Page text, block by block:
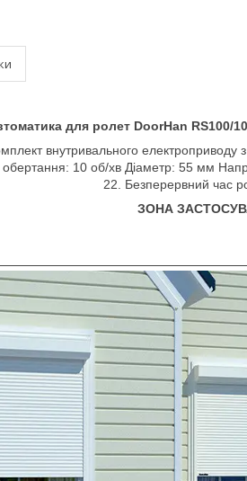
для ролет DoorHan RS100/
внутривального
10 об/хв Діаметр: 55 мм
22. Безперервний час
ЗОНА